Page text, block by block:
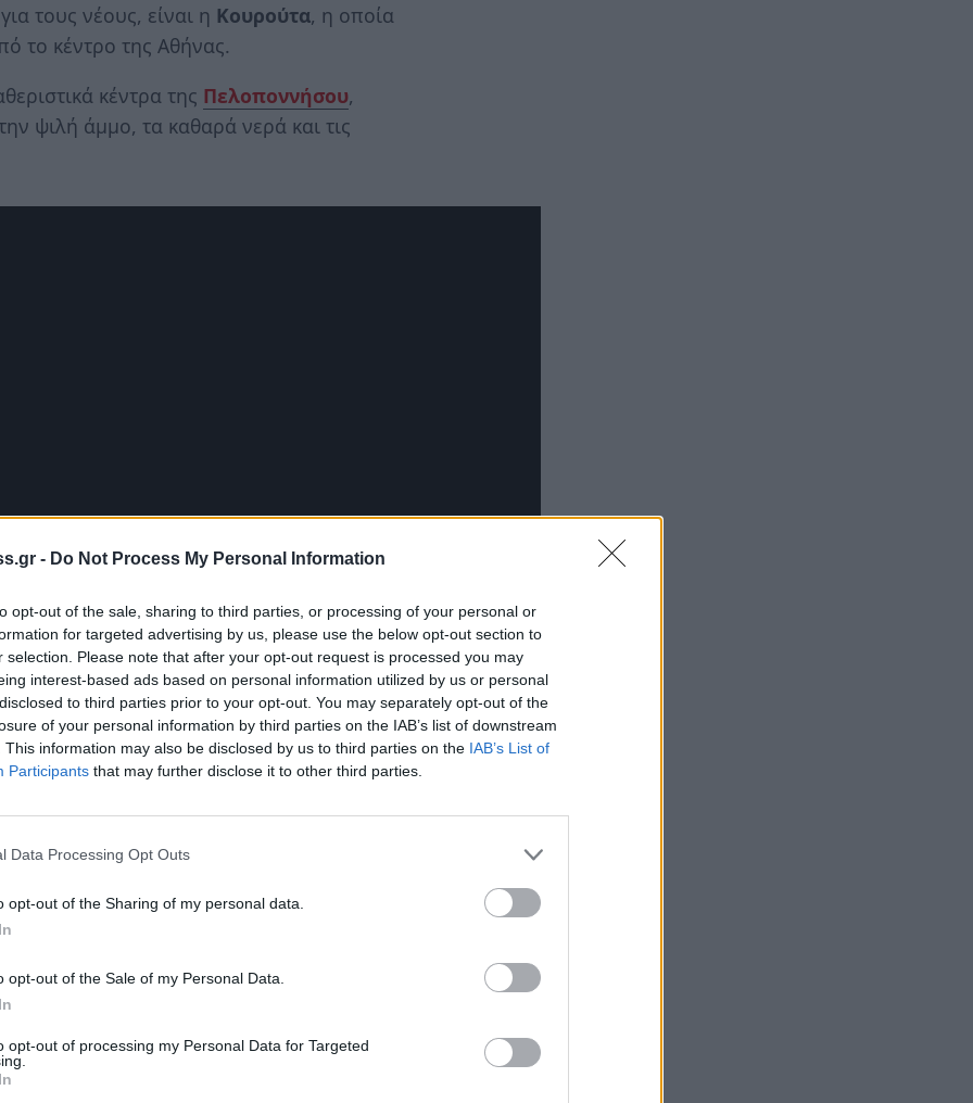
- Do Not Process My Personal Information
opt-out of the sale, sharing to third parties, or processing of your personal or
for targeted advertising by us, please use the below opt-out section to
selection. Please note that after your opt-out request is processed you may
interest-based ads based on personal information utilized by us or personal
to third parties prior to your opt-out. You may separately opt-out of the
of your personal information by third parties on the IAB’s list of downstream
This information may also be disclosed by us to third parties on the IAB’s List of
Participants that may further disclose it to other third parties.
Data Processing Opt Outs
opt-out of the Sharing of my personal data.
opt-out of the Sale of my Personal Data.
opt-out of processing my Personal Data for Targeted
τους νέους, είναι η Κουρούτα, η οποία
το κέντρο της Αθήνας.
κέντρα της Πελοποννήσου,
ψιλή άμμο, τα καθαρά νερά και τις
προορισμός του καλοκαιριού
ατελείωτη, ο κάθε ταξιδιώτης
την χαλάρωση είτε την… βαβούρα.
άμμο, ενώ προσφέρεται για ένα
άνετες ξαπλώστρες και διάφορες
κ.τ.λ.
τον τίτλο «Μύκονος της
ζωή και τα πολυάριθμα beach bar και
με κόσμο και συχνά φιλοξενούν